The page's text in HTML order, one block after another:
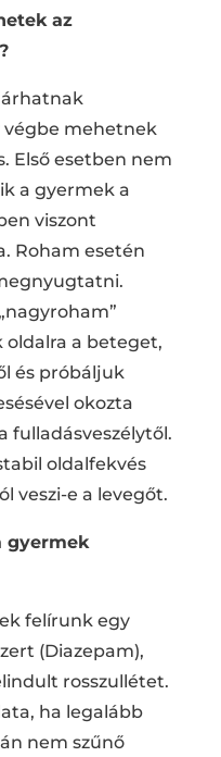
az
végbe mehetnek
Első esetben nem
a gyermek a
viszont
Roham esetén
a beteget,
és próbáljuk
okozta
fulladásveszélytől.
oldalfekvés
veszi-e a levegőt.
gyermek
felírunk egy
(Diazepam),
rosszullétet.
ha legalább
nem szűnő